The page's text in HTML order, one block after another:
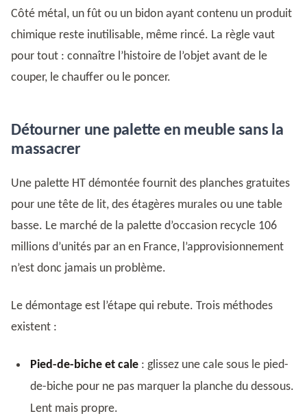
Côté métal, un fût ou un bidon ayant contenu un produit
chimique reste inutilisable, même rincé. La règle vaut
pour tout : connaître l’histoire de l’objet avant de le
couper, le chauffer ou le poncer.
Détourner une palette en meuble sans la
massacrer
Une palette HT démontée fournit des planches gratuites
pour une tête de lit, des étagères murales ou une table
basse. Le marché de la palette d’occasion recycle 106
millions d’unités par an en France, l’approvisionnement
n’est donc jamais un problème.
Le démontage est l’étape qui rebute. Trois méthodes
existent :
Pied-de-biche et cale : glissez une cale sous le pied-
de-biche pour ne pas marquer la planche du dessous.
Lent mais propre.